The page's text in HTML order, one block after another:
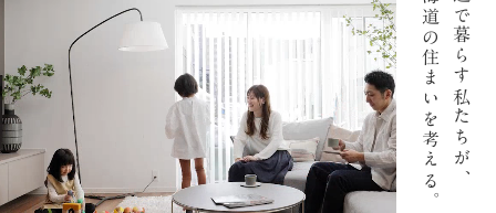
暮らす私たちが、
住まいを考
える
。
住まいをつ
くる